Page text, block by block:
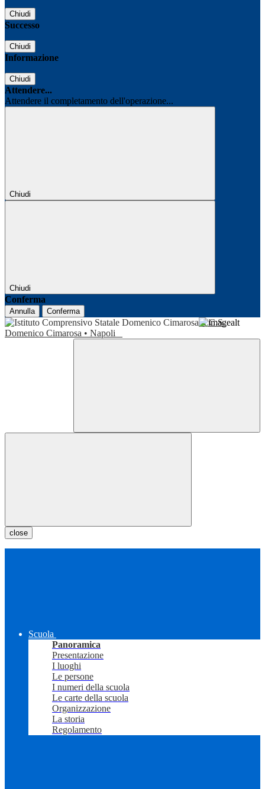
Chiudi
Successo
Chiudi
Informazione
Chiudi
Attendere...
Attendere il completamento dell'operazione...
Chiudi
Chiudi
Conferma
Annulla Conferma
I.C.S.
Domenico Cimarosa • Napoli
close
Scuola
Panoramica
Presentazione
I luoghi
Le persone
I numeri della scuola
Le carte della scuola
Organizzazione
La storia
Regolamento